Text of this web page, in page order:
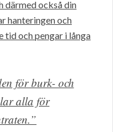
därmed också din
hanteringen och
tid och pengar i långa
för burk- och
alla för